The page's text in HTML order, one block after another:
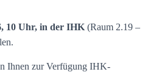
10 Uhr, in der IHK (Raum 2.19 –
Ihnen zur Verfügung IHK-